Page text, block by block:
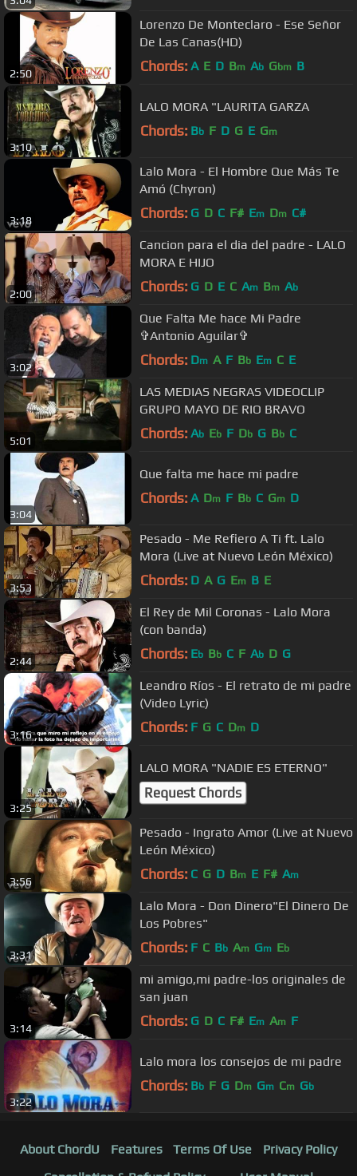
2:50
Lorenzo De Monteclaro - Ese Señor
De Las Canas(HD)
Chords: A E D Bm Ab Gbm B
3:10
LALO MORA "LAURITA GARZA
Chords: Bb F D G E Gm
3:18
Lalo Mora - El Hombre Que Más Te
Amó (Chyron)
Chords: G D C F# Em Dm C#
2:00
Cancion para el dia del padre - LALO
MORA E HIJO
Chords: G D E C Am Bm Ab
3:02
Que Falta Me hace Mi Padre
✞Antonio Aguilar✞
Chords: Dm A F Bb Em C E
5:01
LAS MEDIAS NEGRAS VIDEOCLIP
GRUPO MAYO DE RIO BRAVO
Chords: Ab Eb F Db G Bb C
3:04
Que falta me hace mi padre
Chords: A Dm F Bb C Gm D
3:53
Pesado - Me Refiero A Ti ft. Lalo
Mora (Live at Nuevo León México)
Chords: D A G Em B E
2:44
El Rey de Mil Coronas - Lalo Mora
(con banda)
Chords: Eb Bb C F Ab D G
3:16
Leandro Ríos - El retrato de mi padre
(Video Lyric)
Chords: F G C Dm D
3:25
LALO MORA "NADIE ES ETERNO"
Request Chords
3:56
Pesado - Ingrato Amor (Live at Nuevo
León México)
Chords: C G D Bm E F# Am
3:31
Lalo Mora - Don Dinero"El Dinero De
Los Pobres"
Chords: F C Bb Am Gm Eb
3:14
mi amigo,mi padre-los originales de
san juan
Chords: G D C F# Em Am F
3:22
Lalo mora los consejos de mi padre
Chords: Bb F G Dm Gm Cm Gb
About ChordU Features Terms Of Use
Privacy Policy